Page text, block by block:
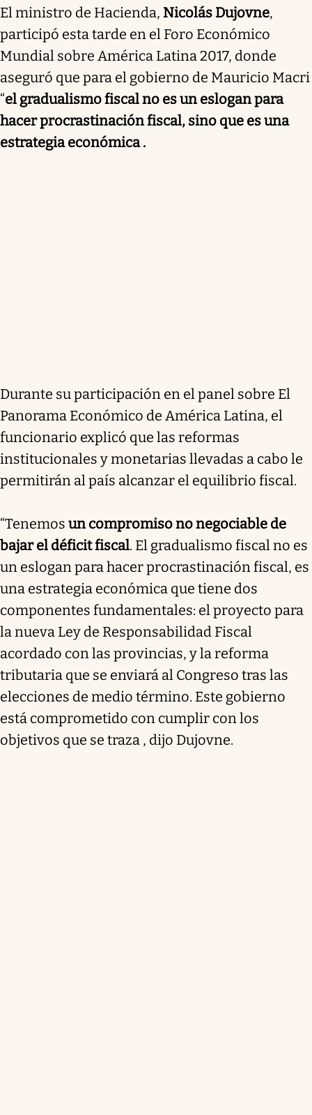
El ministro de Hacienda, Nicolás Dujovne,
participó esta tarde en el Foro Económico
Mundial sobre América Latina 2017, donde
aseguró que para el gobierno de Mauricio Macri
“el gradualismo fiscal no es un eslogan para
hacer procrastinación fiscal, sino que es una
estrategia económica .
Durante su participación en el panel sobre El
Panorama Económico de América Latina, el
funcionario explicó que las reformas
institucionales y monetarias llevadas a cabo le
permitirán al país alcanzar el equilibrio fiscal.
“Tenemos un compromiso no negociable de
bajar el déficit fiscal. El gradualismo fiscal no es
un eslogan para hacer procrastinación fiscal, es
una estrategia económica que tiene dos
componentes fundamentales: el proyecto para
la nueva Ley de Responsabilidad Fiscal
acordado con las provincias, y la reforma
tributaria que se enviará al Congreso tras las
elecciones de medio término. Este gobierno
está comprometido con cumplir con los
objetivos que se traza , dijo Dujovne.